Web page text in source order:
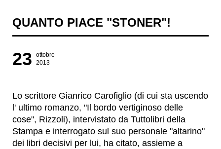
QUANTO PIACE "STONER"!
23
ottobre
2013
Lo scrittore Gianrico Carofiglio (di cui sta uscendo
l' ultimo romanzo, "Il bordo vertiginoso delle
cose", Rizzoli), intervistato da Tuttolibri della
Stampa e interrogato sul suo personale "altarino"
dei libri decisivi per lui, ha citato, assieme a